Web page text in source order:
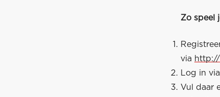
Zo speel
via
Log in
Vul daar